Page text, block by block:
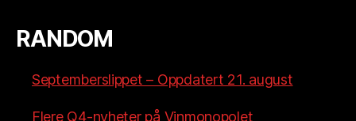
RANDOM
Septemberslippet – Oppdatert 21. august
Flere Q4-nyheter på Vinmonopolet